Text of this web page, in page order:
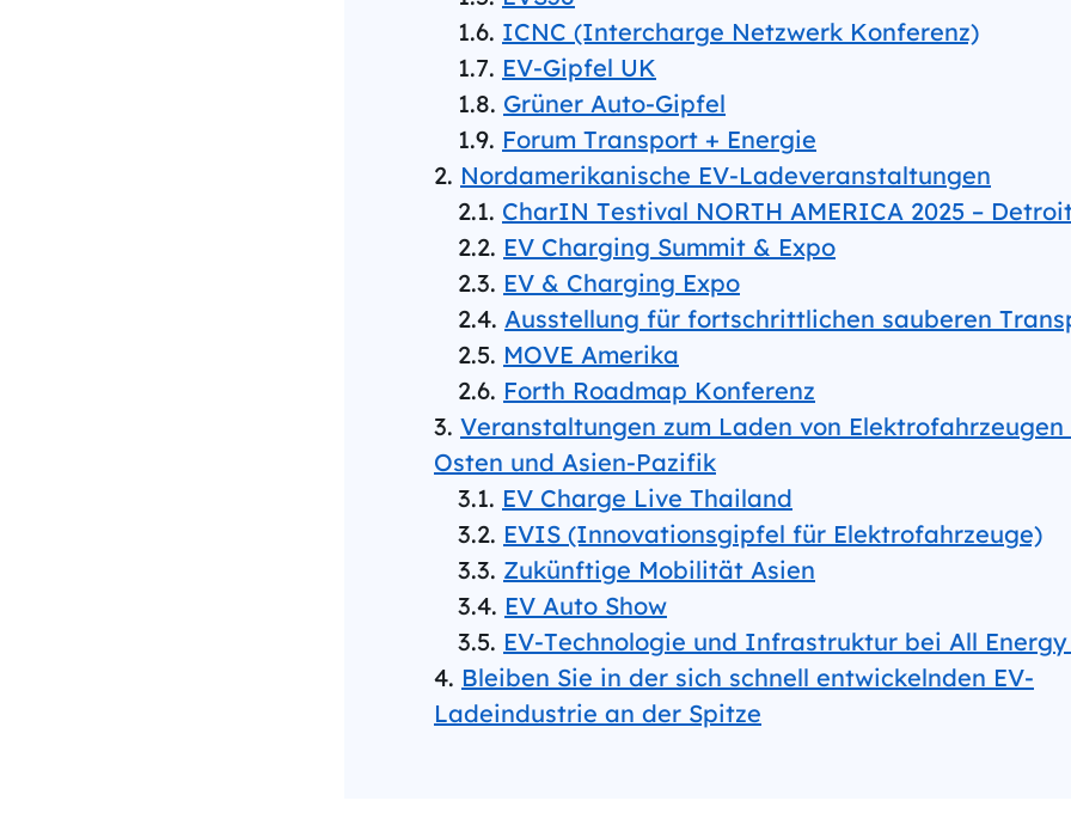
ICNC (Intercharge Netzwerk Konferenz)
EV-Gipfel UK
Grüner Auto-Gipfel
Forum Transport + Energie
Nordamerikanische EV-Ladeveranstaltungen
CharIN Testival NORTH AMERICA 2025 –
EV Charging Summit & Expo
EV & Charging Expo
Ausstellung für fortschrittlichen sauberen
MOVE Amerika
Forth Roadmap Konferenz
Veranstaltungen zum Laden von Elektrofahrzeugen
Osten und Asien-Pazifik
EV Charge Live Thailand
EVIS (Innovationsgipfel für Elektrofahrzeuge)
Zukünftige Mobilität Asien
EV Auto Show
EV-Technologie und Infrastruktur bei All
Bleiben Sie in der sich schnell entwickelnden EV-
Ladeindustrie an der Spitze